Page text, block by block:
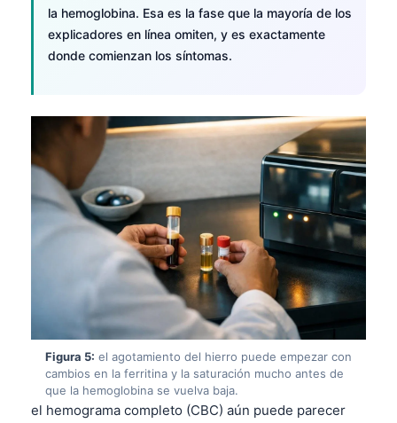
la hemoglobina. Esa es la fase que la mayoría de los
explicadores en línea omiten, y es exactamente
donde comienzan los síntomas.
Figura 5: el agotamiento del hierro puede empezar con
cambios en la ferritina y la saturación mucho antes de
que la hemoglobina se vuelva baja.
el hemograma completo (CBC) aún puede parecer
Македонски јазик
Euskara
Gàidhlig
Occitan
العربية المغربية
Afrikaans
Монгол
ພາສາລາວ
Basa Jawa
Cebuano
Татар теле
Беларуская мова